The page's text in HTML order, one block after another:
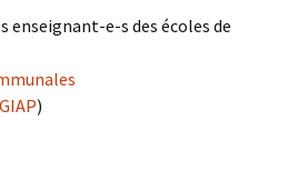
enseignant-e-s des écoles de
GIAP)